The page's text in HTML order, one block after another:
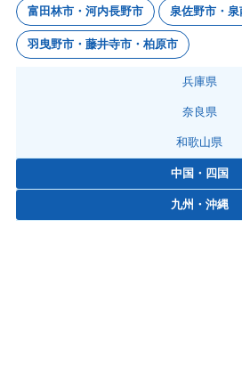
富田林市・河内長野市 泉佐野市・
羽曳野市・藤井寺市・柏原市
兵庫県
奈良県
和歌山県
中国・四国
九州・沖縄